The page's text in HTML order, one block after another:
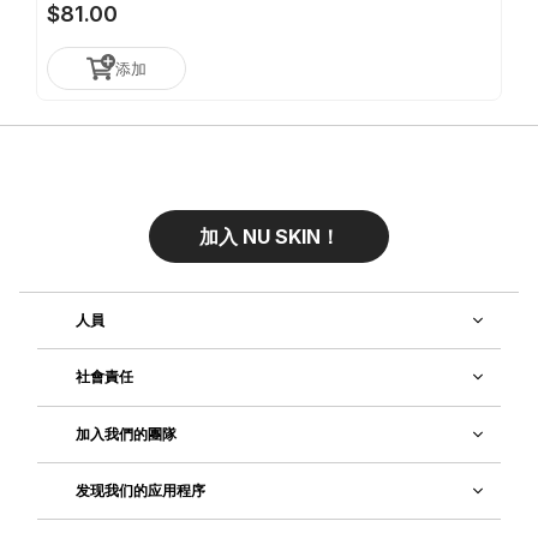
matter what life throws at you, your skin is always right.
$81.00
添加
加入 NU SKIN！
人員
社會責任
加入我們的團隊
发现我们的应用程序